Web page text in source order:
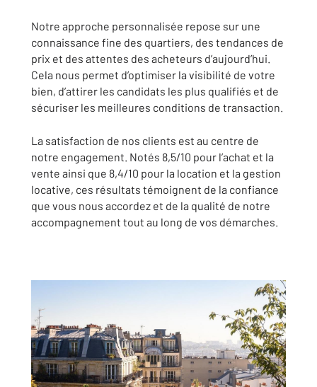
Notre approche personnalisée repose sur une
connaissance fine des quartiers, des tendances de
prix et des attentes des acheteurs d’aujourd’hui.
Cela nous permet d’optimiser la visibilité de votre
bien, d’attirer les candidats les plus qualifiés et de
sécuriser les meilleures conditions de transaction.
La satisfaction de nos clients est au centre de
notre engagement. Notés 8,5/10 pour l’achat et la
vente ainsi que 8,4/10 pour la location et la gestion
locative, ces résultats témoignent de la confiance
que vous nous accordez et de la qualité de notre
accompagnement tout au long de vos démarches.